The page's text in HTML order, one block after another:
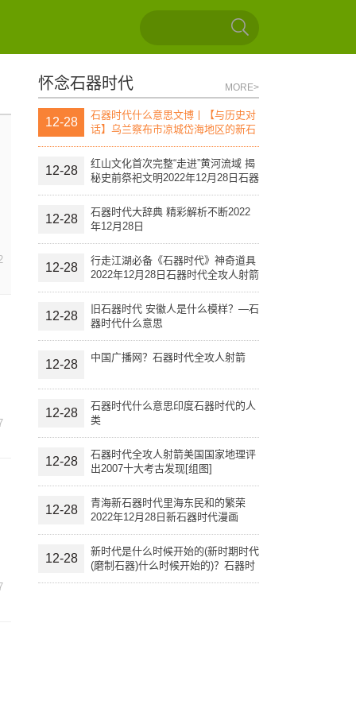
怀念石器时代 MORE>
12-28
石器时代什么意思文博丨【与历史对
话】乌兰察布市凉城岱海地区的新石
器时代文化遗址（上）
12-28
红山文化首次完整“走进”黄河流域 揭
秘史前祭祀文明2022年12月28日石器
时代全攻人射箭
12-28
石器时代大辞典 精彩解析不断2022
年12月28日
12-28
行走江湖必备《石器时代》神奇道具
2022年12月28日石器时代全攻人射箭
12-28
旧石器时代 安徽人是什么模样？—石
器时代什么意思
12-28
中国广播网？石器时代全攻人射箭
12-28
石器时代什么意思印度石器时代的人
类
12-28
石器时代全攻人射箭美国国家地理评
出2007十大考古发现[组图]
12-28
青海新石器时代里海东民和的繁荣
2022年12月28日新石器时代漫画
12-28
新时代是什么时候开始的(新时期时代
(磨制石器)什么时候开始的)？石器时
代什么意思